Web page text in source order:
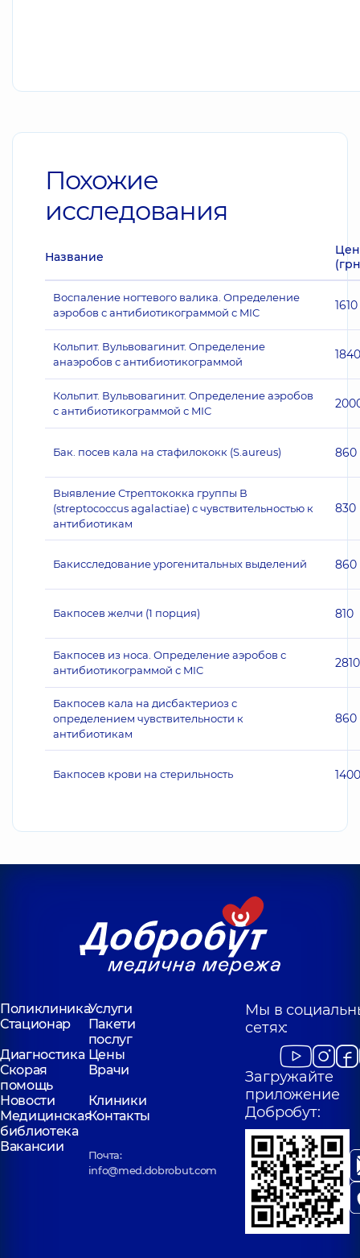
Похожие
исследования
Название
Воспаление ногтевого валика. Определение
аэробов с антибиотикограммой с MIC
1610
Кольпит. Вульвовагинит. Определение
анаэробов с антибиотикограммой
1840
Кольпит. Вульвовагинит. Определение аэробов
с антибиотикограммой с MIC
Бак. посев кала на стафилококк (S.aureus) 860
Выявление Стрептококка группы В
(streptococcus agalactiae) с чувствительностью к
антибиотикам
830
Бакисследование урогенитальных выделений 860
Бакпосев желчи (1 порция) 810
Бакпосев из носа. Определение аэробов с
антибиотикограммой с MIC
2810
Бакпосев кала на дисбактериоз с
определением чувствительности к
антибиотикам
860
Бакпосев крови на стерильность 1400
ПоликлиникаУслуги
Стационар
Пакети
послуг
Диагностика Цены
Скорая
помощь
Врачи
Новости
Клиники
Медицинская
библиотека
Контакты
Вакансии
Почта:
info@med.dobrobut.com
Мы в
сетях:
Загружайте
приложение
Добробут: